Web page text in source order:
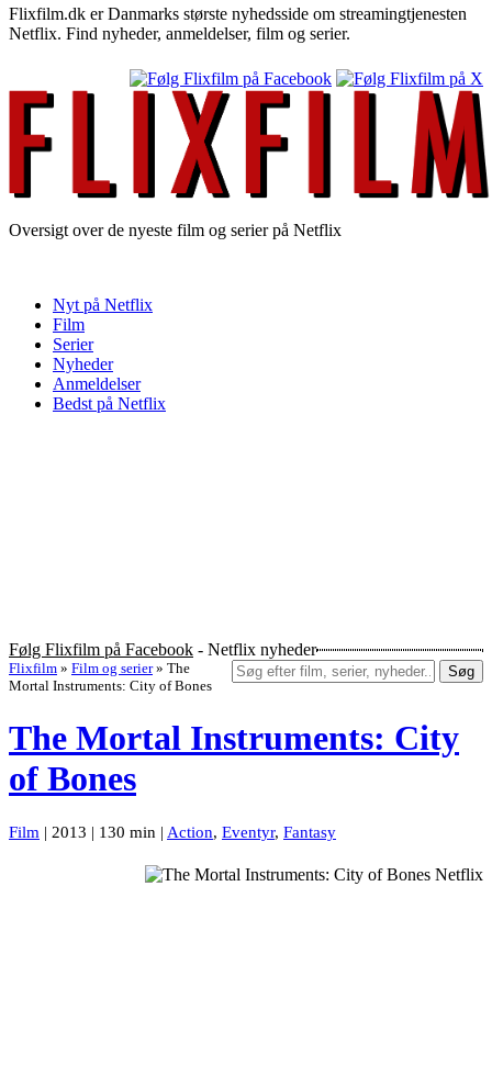
Flixfilm.dk er Danmarks største nyhedsside om streamingtjenesten
Netflix. Find nyheder, anmeldelser, film og serier.
Oversigt over de nyeste film og serier på Netflix
Nyt på Netflix
Film
Serier
Nyheder
Anmeldelser
Bedst på Netflix
Følg Flixfilm på Facebook - Netflix nyheder
Søg
Flixfilm » Film og serier » The
Mortal Instruments: City of Bones
The Mortal Instruments: City
of Bones
Film | 2013 | 130 min | Action, Eventyr, Fantasy